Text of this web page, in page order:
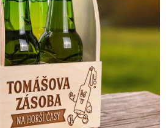
Stav objednávky